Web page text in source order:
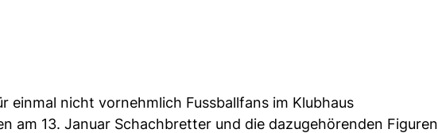
einmal nicht vornehmlich Fussballfans im Klubhaus
am 13. Januar Schachbretter und die dazugehörenden Figuren